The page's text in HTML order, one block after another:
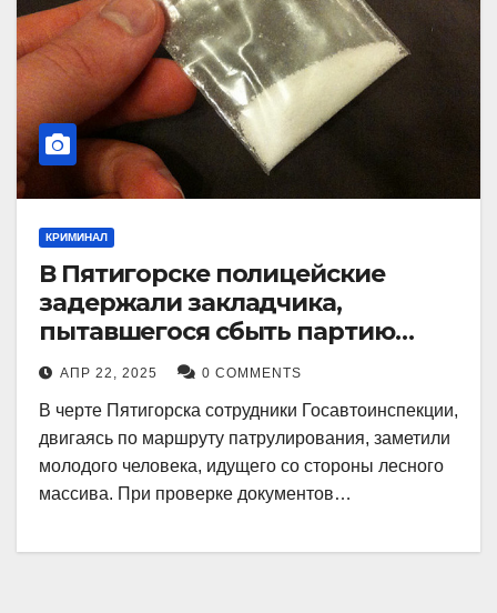
КРИМИНАЛ
В Пятигорске полицейские
задержали закладчика,
пытавшегося сбыть партию
синтетического наркотика
АПР 22, 2025 0 COMMENTS
В черте Пятигорска сотрудники Госавтоинспекции,
двигаясь по маршруту патрулирования, заметили
молодого человека, идущего со стороны лесного
массива. При проверке документов…